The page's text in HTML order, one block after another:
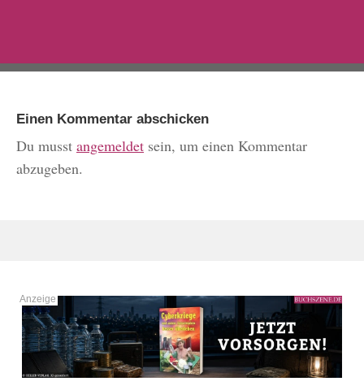
Einen Kommentar abschicken
Du musst angemeldet sein, um einen Kommentar
abzugeben.